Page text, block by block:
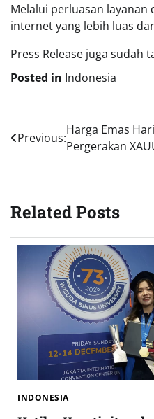
Melalui perluasan
internet yang lebih luas
Press Release juga sudah
Posted in Indonesia
Post
navigation
Previous:
Harga Emas
Pergerakan
Related Posts
INDONESIA